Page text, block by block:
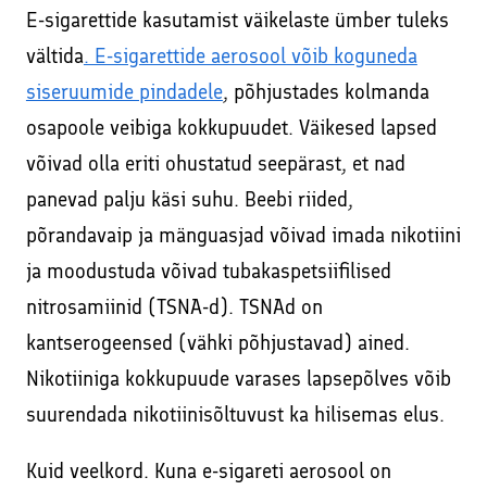
E-sigarettide kasutamist väikelaste ümber tuleks
vältida. E-sigarettide aerosool võib koguneda
siseruumide pindadele, põhjustades kolmanda
osapoole veibiga kokkupuudet. Väikesed lapsed
võivad olla eriti ohustatud seepärast, et nad
panevad palju käsi suhu. Beebi riided,
põrandavaip ja mänguasjad võivad imada nikotiini
ja moodustuda võivad tubakaspetsiifilised
nitrosamiinid (TSNA-d). TSNAd on
kantserogeensed (vähki põhjustavad) ained.
Nikotiiniga kokkupuude varases lapsepõlves võib
suurendada nikotiinisõltuvust ka hilisemas elus.
Kuid veelkord. Kuna e-sigareti aerosool on